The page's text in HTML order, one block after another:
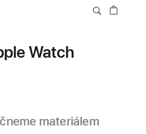
Watch
materiálem